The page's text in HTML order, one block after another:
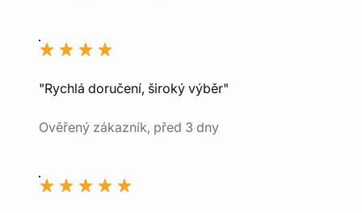
"Rychlá doručení, široký výběr"
Ověřený zákazník, před 3 dny